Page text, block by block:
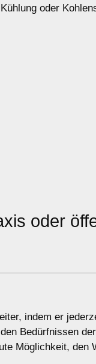
oder
oder
indem er
Bedürfnissen
Möglichkeit, den